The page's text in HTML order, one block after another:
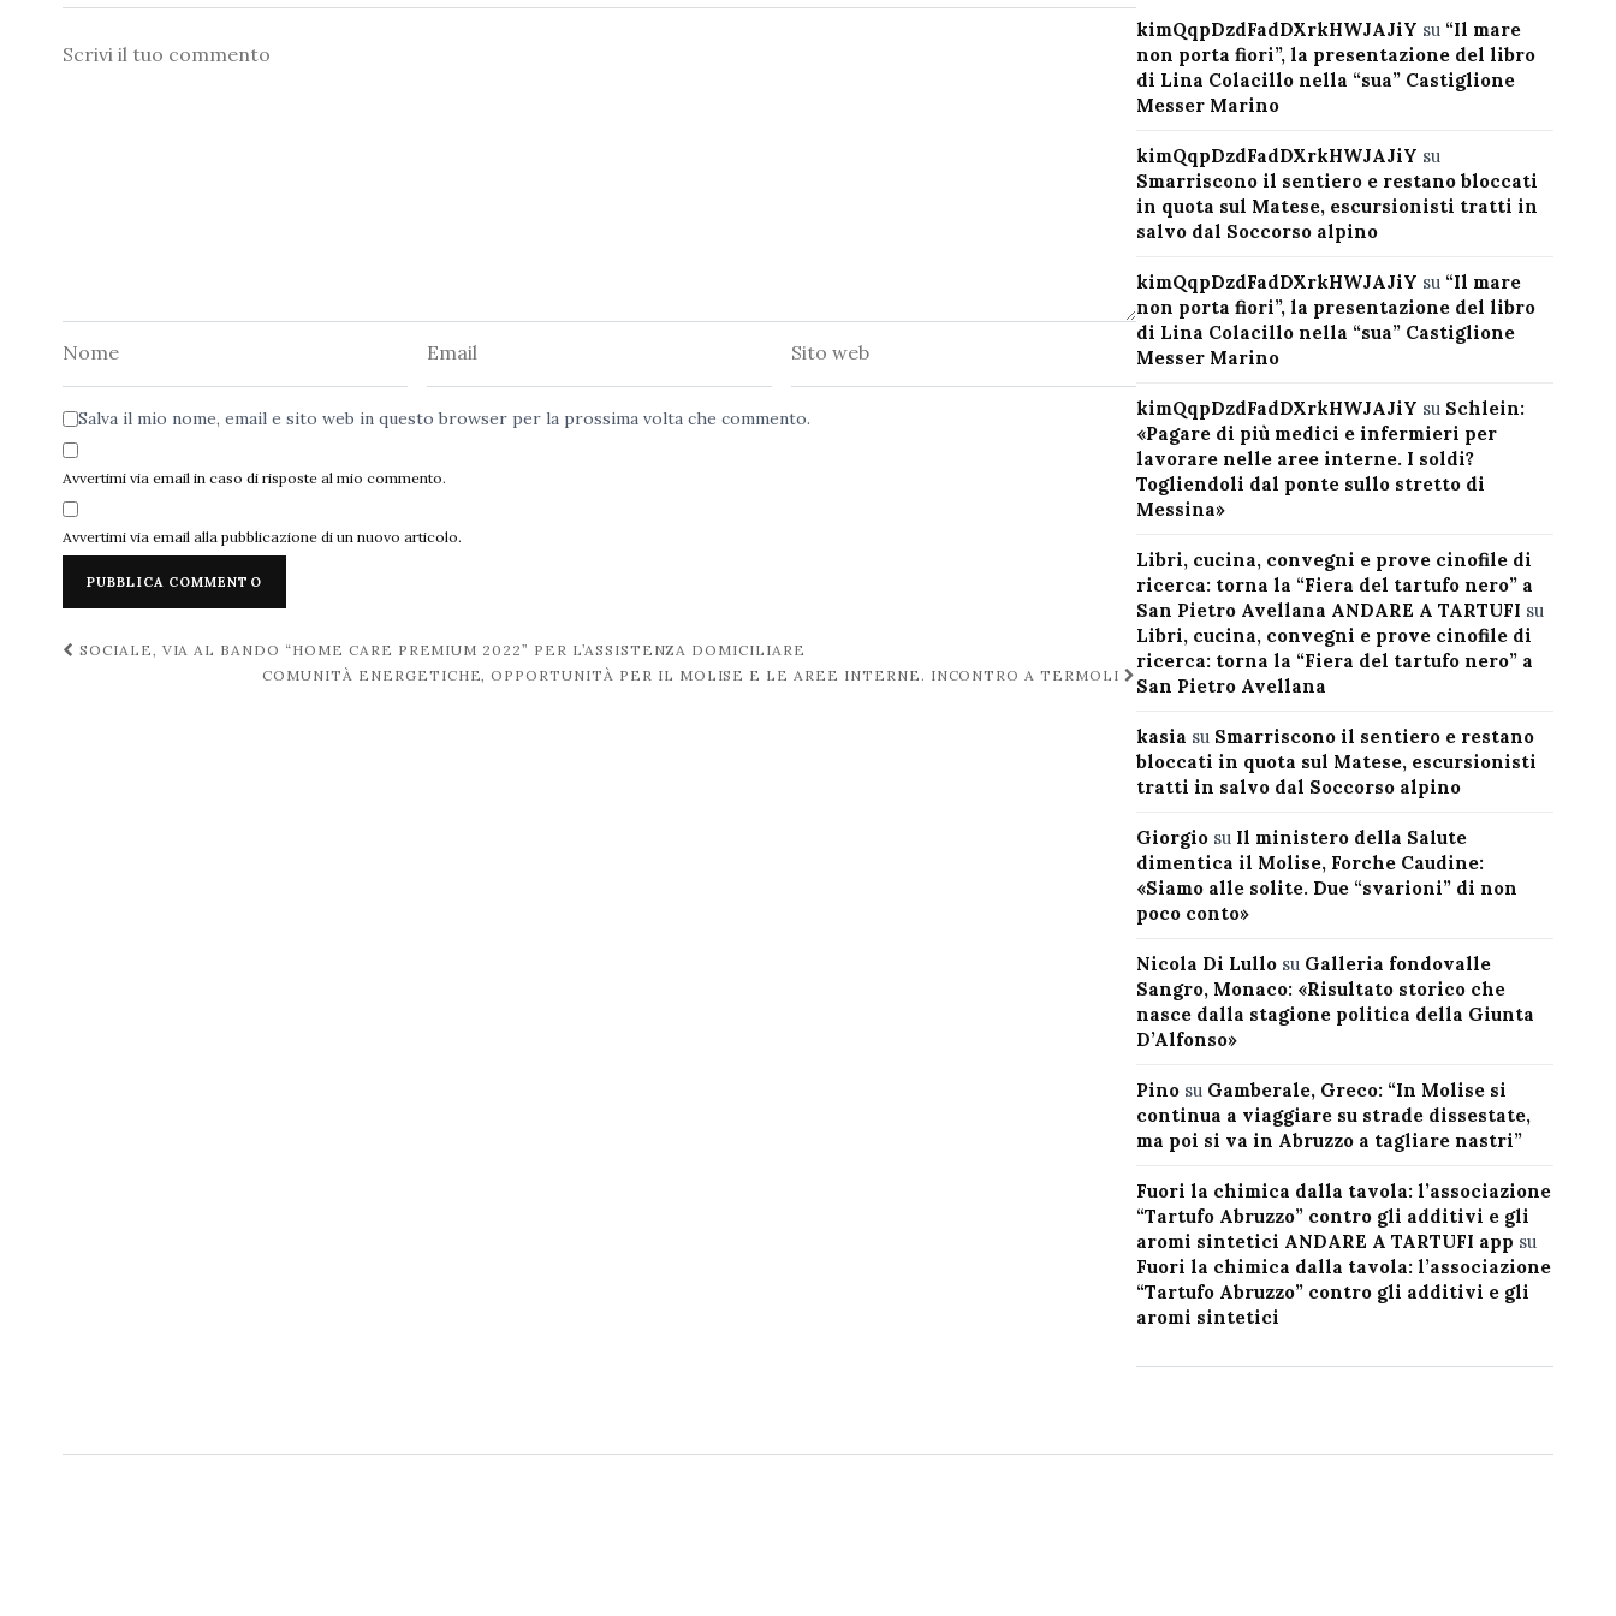
Commento
Salva il mio nome, email e sito web in questo browser per la prossima volta che commento.
Avvertimi via email in caso di risposte al mio commento.
Avvertimi via email alla pubblicazione di un nuovo articolo.
Navigazione
SOCIALE, VIA AL BANDO “HOME CARE PREMIUM 2022” PER L’ASSISTENZA DOMICILIARE
COMUNITÀ ENERGETICHE, OPPORTUNITÀ PER IL MOLISE E LE AREE INTERNE. INCONTRO A TERMOLI
kimQqpDzdFadDXrkHWJAJiY su “Il mare
non porta fiori”, la presentazione del libro
di Lina Colacillo nella “sua” Castiglione
Messer Marino
kimQqpDzdFadDXrkHWJAJiY su
Smarriscono il sentiero e restano bloccati
in quota sul Matese, escursionisti tratti in
salvo dal Soccorso alpino
kimQqpDzdFadDXrkHWJAJiY su “Il mare
non porta fiori”, la presentazione del libro
di Lina Colacillo nella “sua” Castiglione
Messer Marino
kimQqpDzdFadDXrkHWJAJiY su Schlein:
«Pagare di più medici e infermieri per
lavorare nelle aree interne. I soldi?
Togliendoli dal ponte sullo stretto di
Messina»
Libri, cucina, convegni e prove cinofile di
ricerca: torna la “Fiera del tartufo nero” a
San Pietro Avellana ANDARE A TARTUFI su
Libri, cucina, convegni e prove cinofile di
ricerca: torna la “Fiera del tartufo nero” a
San Pietro Avellana
kasia su Smarriscono il sentiero e restano
bloccati in quota sul Matese, escursionisti
tratti in salvo dal Soccorso alpino
Giorgiosu Il ministero della Salute
dimentica il Molise, Forche Caudine:
«Siamo alle solite. Due “svarioni” di non
poco conto»
Nicola Di Lullosu Galleria fondovalle
Sangro, Monaco: «Risultato storico che
nasce dalla stagione politica della Giunta
D’Alfonso»
Pinosu Gamberale, Greco: “In Molise si
continua a viaggiare su strade dissestate,
ma poi si va in Abruzzo a tagliare nastri”
Fuori la chimica dalla tavola: l’associazione
“Tartufo Abruzzo” contro gli additivi e gli
aromi sintetici ANDARE A TARTUFI app su
Fuori la chimica dalla tavola: l’associazione
“Tartufo Abruzzo” contro gli additivi e gli
aromi sintetici